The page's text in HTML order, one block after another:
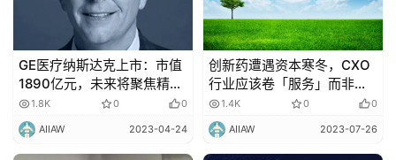
GE医疗纳斯达克上市：市值
1890亿元，未来将聚焦精准
医疗创新
1.8K 0 0
AIIAW 2023-04-24
创新药遭遇资本寒冬，CXO
行业应该卷「服务」而非卷
「价格」
1.4K 0 0
AIIAW 2023-07-26